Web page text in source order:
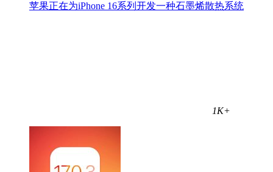
苹果正在为‌iPhone 16‌系列开发一种石墨烯散热系统
1K+